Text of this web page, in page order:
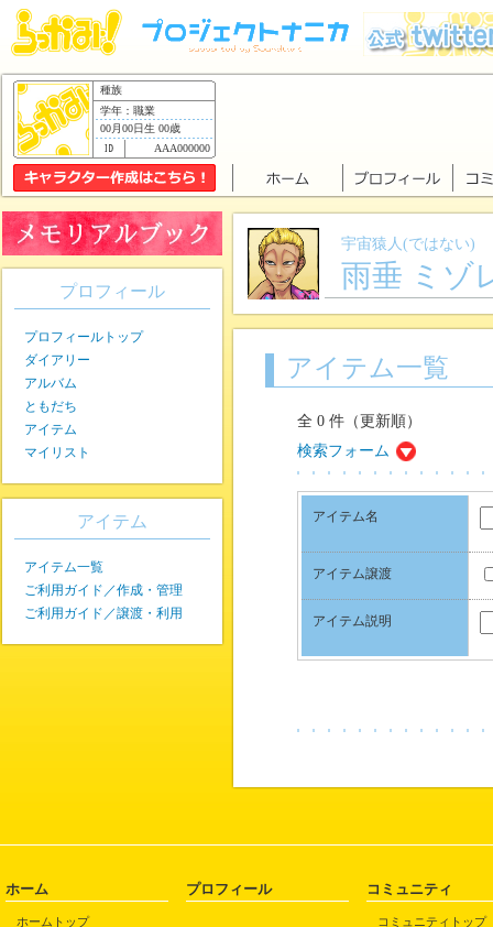
種族
学年：職業
00月00日生 00歳
AAA000000
宇宙猿人(ではない)
雨垂 ミゾ
アイテム一覧
全 0 件（更新順）
検索フォーム
アイテム名
アイテム譲渡
アイテム説明
プロフィール
プロフィールトップ
ダイアリー
アルバム
ともだち
アイテム
マイリスト
アイテム
アイテム一覧
ご利用ガイド／作成・管理
ご利用ガイド／譲渡・利用
ホーム
ホームトップ
プロフィール コミュニティ
コミュニティトップ